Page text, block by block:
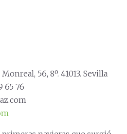
56, 8º. 41013. Sevilla
65 76